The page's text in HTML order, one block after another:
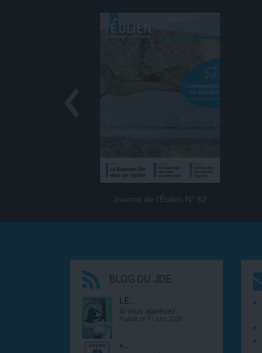
Journal de l’Éolien N° 62
BLOG DU JDE
LE…
Si vous appréciez…
Publié le 11 juin 2026
«…